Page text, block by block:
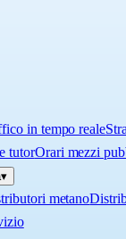
in tempo reale
tutorOrari mezzi
▾
metano